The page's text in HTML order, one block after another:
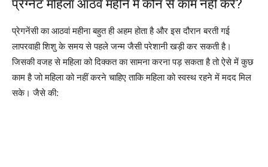
प्रेग्नेंट महिला आठवें महीने में कौन से काम नहीं करें?
प्रेगनेंसी का आठवां महीना बहुत ही अहम होता है और इस दौरान बरती गई
लापरवाही शिशु के समय से पहले जन्म जैसी परेशानी खड़ी कर सकती है।
जिसकी वजह से महिला को दिक्कत का सामना करना पड़ सकता है तो ऐसे में कुछ
काम है जो महिला को नहीं करने चाहिए ताकि महिला को स्वस्थ रहने में मदद मिल
सके। जैसे की: